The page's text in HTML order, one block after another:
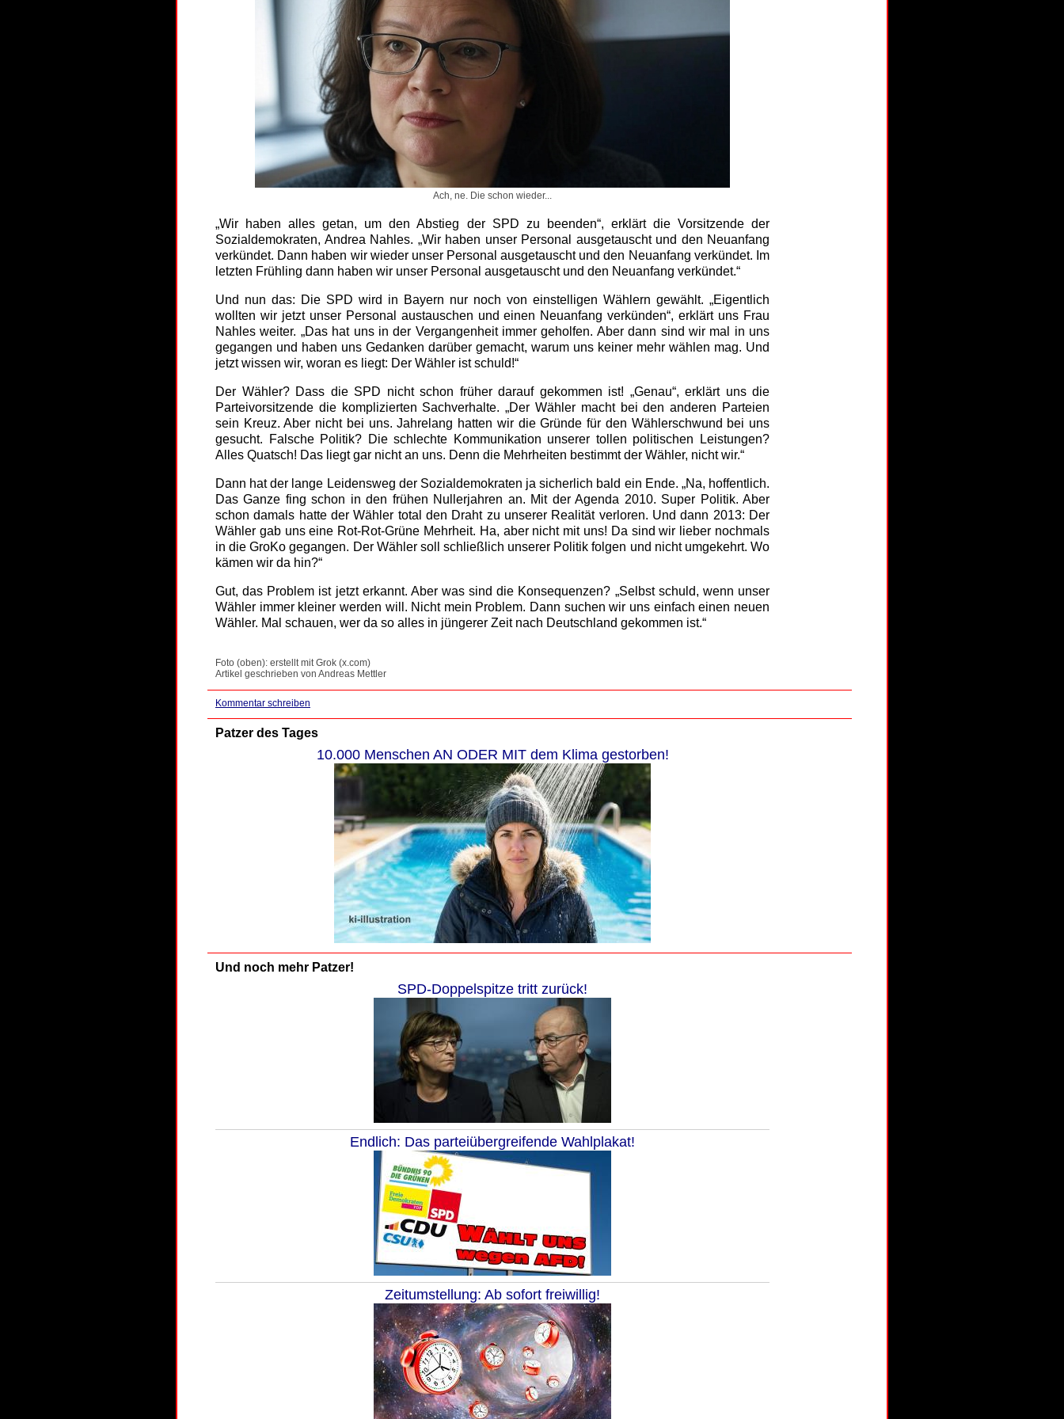
Ach, ne. Die schon wieder...
„Wir haben alles getan, um den Abstieg der SPD zu beenden“, erklärt die Vorsitzende der
Sozialdemokraten, Andrea Nahles. „Wir haben unser Personal ausgetauscht und den Neuanfang
verkündet. Dann haben wir wieder unser Personal ausgetauscht und den Neuanfang verkündet. Im
letzten Frühling dann haben wir unser Personal ausgetauscht und den Neuanfang verkündet.“
Und nun das: Die SPD wird in Bayern nur noch von einstelligen Wählern gewählt. „Eigentlich
wollten wir jetzt unser Personal austauschen und einen Neuanfang verkünden“, erklärt uns Frau
Nahles weiter. „Das hat uns in der Vergangenheit immer geholfen. Aber dann sind wir mal in uns
gegangen und haben uns Gedanken darüber gemacht, warum uns keiner mehr wählen mag. Und
jetzt wissen wir, woran es liegt: Der Wähler ist schuld!“
Der Wähler? Dass die SPD nicht schon früher darauf gekommen ist! „Genau“, erklärt uns die
Parteivorsitzende die komplizierten Sachverhalte. „Der Wähler macht bei den anderen Parteien
sein Kreuz. Aber nicht bei uns. Jahrelang hatten wir die Gründe für den Wählerschwund bei uns
gesucht. Falsche Politik? Die schlechte Kommunikation unserer tollen politischen Leistungen?
Alles Quatsch! Das liegt gar nicht an uns. Denn die Mehrheiten bestimmt der Wähler, nicht wir.“
Dann hat der lange Leidensweg der Sozialdemokraten ja sicherlich bald ein Ende. „Na, hoffentlich.
Das Ganze fing schon in den frühen Nullerjahren an. Mit der Agenda 2010. Super Politik. Aber
schon damals hatte der Wähler total den Draht zu unserer Realität verloren. Und dann 2013: Der
Wähler gab uns eine Rot-Rot-Grüne Mehrheit. Ha, aber nicht mit uns! Da sind wir lieber nochmals
in die GroKo gegangen. Der Wähler soll schließlich unserer Politik folgen und nicht umgekehrt. Wo
kämen wir da hin?“
Gut, das Problem ist jetzt erkannt. Aber was sind die Konsequenzen? „Selbst schuld, wenn unser
Wähler immer kleiner werden will. Nicht mein Problem. Dann suchen wir uns einfach einen neuen
Wähler. Mal schauen, wer da so alles in jüngerer Zeit nach Deutschland gekommen ist.“
Foto (oben): erstellt mit Grok (x.com)
Artikel geschrieben von Andreas Mettler
Kommentar schreiben
Patzer des Tages
10.000 Menschen AN ODER MIT dem Klima gestorben!
Und noch mehr Patzer!
SPD-Doppelspitze tritt zurück!
Endlich: Das parteiübergreifende Wahlplakat!
Zeitumstellung: Ab sofort freiwillig!